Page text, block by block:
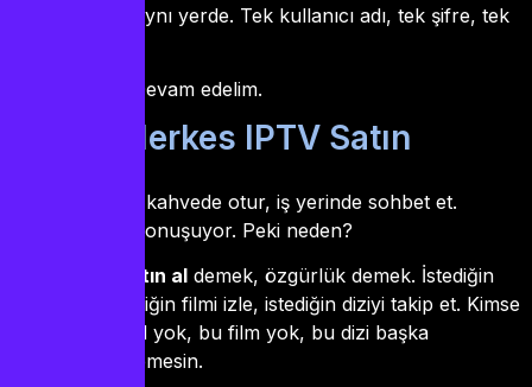
ne var, hepsi aynı yerde. Tek kullanıcı adı, tek şifre, tek
Anlaşıldı mı? Devam edelim.
Neden Herkes IPTV Satın
Sokakta yürü, kahvede otur, iş yerinde sohbet et.
Herkes IPTV konuşuyor. Peki neden?
iptv satın al demek, özgürlük demek. İstediğin
kanalı aç, istediğin filmi izle, istediğin diziyi takip et. Kimse
sana “bu kanal yok, bu film yok, bu dizi başka
platformda” demesin.